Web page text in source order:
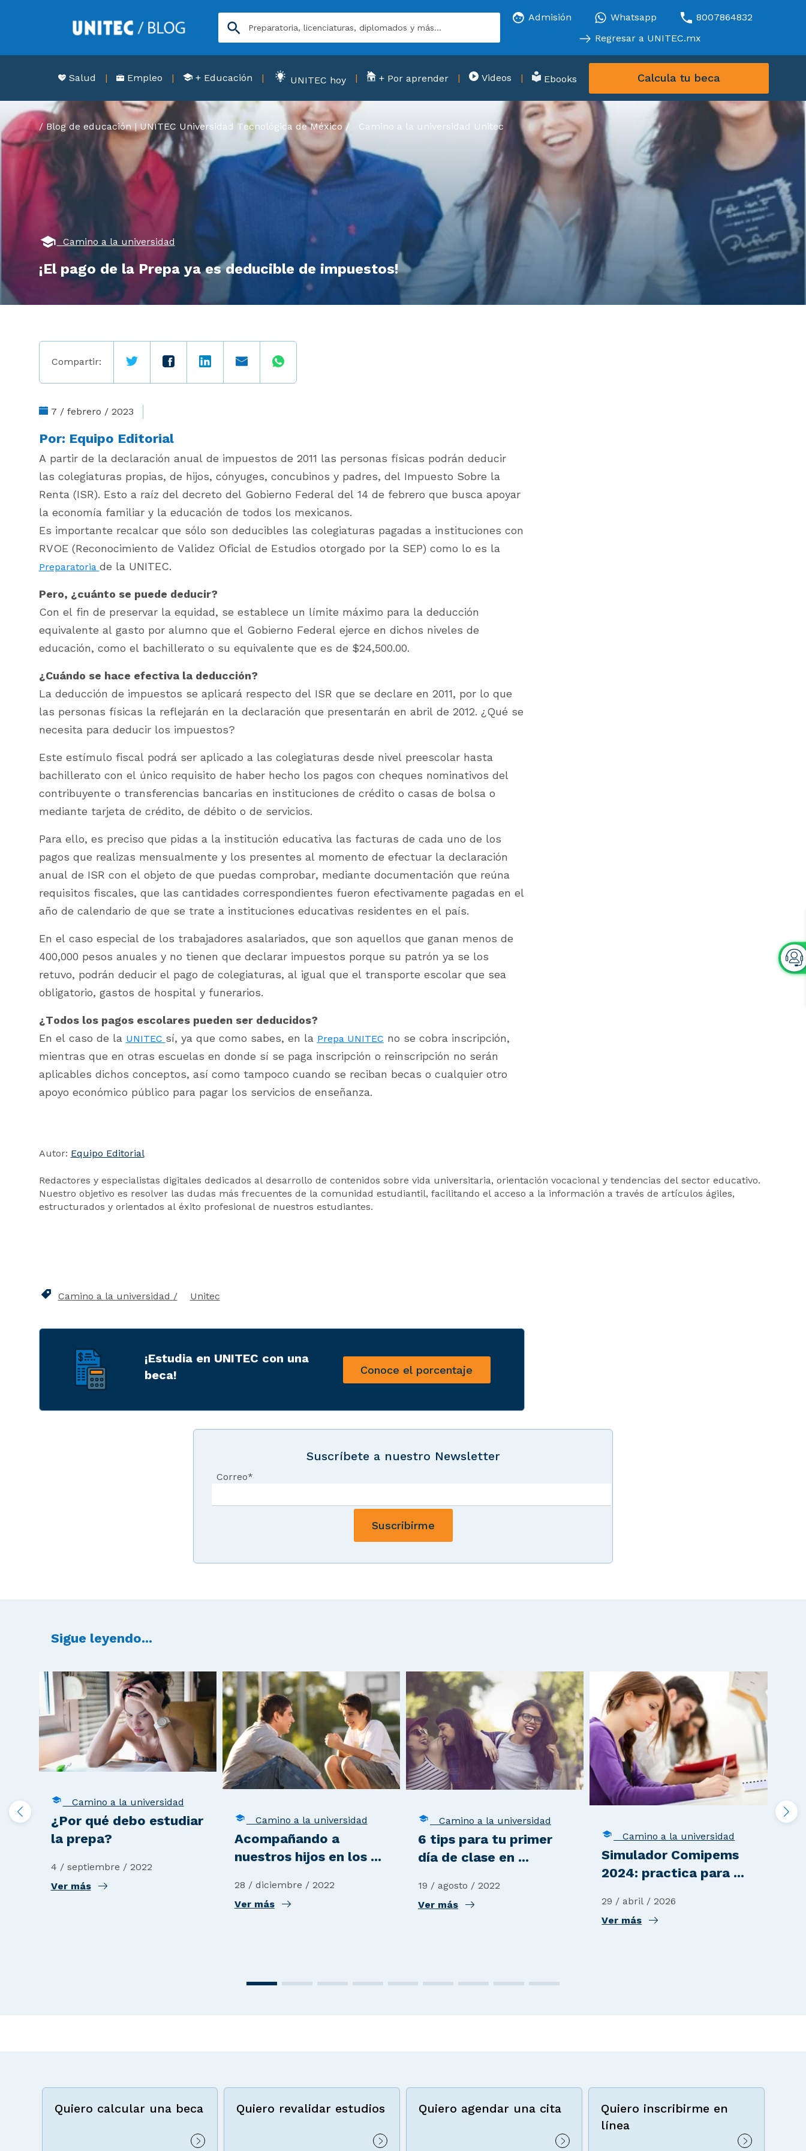
Admisión Whatsapp
8007864832
Regresar a UNITEC.mx
Salud Empleo + Educación UNITEC hoy + Por aprender Videos Ebooks Calcula tu beca
Blog de educación | UNITEC Universidad Tecnológica de México / Camino a la universidad Unitec
Camino a la universidad
¡El pago de la Prepa ya es deducible de impuestos!
Compartir:
7 / febrero / 2023
Por: Equipo Editorial
A partir de la declaración anual de impuestos de 2011 las personas físicas podrán deducir
las colegiaturas propias, de hijos, cónyuges, concubinos y padres, del Impuesto Sobre la
Renta (ISR). Esto a raíz del decreto del Gobierno Federal del 14 de febrero que busca apoyar
la economía familiar y la educación de todos los mexicanos.
Es importante recalcar que sólo son deducibles las colegiaturas pagadas a instituciones con
RVOE (Reconocimiento de Validez Oficial de Estudios otorgado por la SEP) como lo es la
Preparatoria de la UNITEC.
Pero, ¿cuánto se puede deducir?
Con el fin de preservar la equidad, se establece un límite máximo para la deducción
equivalente al gasto por alumno que el Gobierno Federal ejerce en dichos niveles de
educación, como el bachillerato o su equivalente que es de $24,500.00.
¿Cuándo se hace efectiva la deducción?
La deducción de impuestos se aplicará respecto del ISR que se declare en 2011, por lo que
las personas físicas la reflejarán en la declaración que presentarán en abril de 2012. ¿Qué se
necesita para deducir los impuestos?
Este estímulo fiscal podrá ser aplicado a las colegiaturas desde nivel preescolar hasta
bachillerato con el único requisito de haber hecho los pagos con cheques nominativos del
contribuyente o transferencias bancarias en instituciones de crédito o casas de bolsa o
mediante tarjeta de crédito, de débito o de servicios.
Para ello, es preciso que pidas a la institución educativa las facturas de cada uno de los
pagos que realizas mensualmente y los presentes al momento de efectuar la declaración
anual de ISR con el objeto de que puedas comprobar, mediante documentación que reúna
requisitos fiscales, que las cantidades correspondientes fueron efectivamente pagadas en el
año de calendario de que se trate a instituciones educativas residentes en el país.
En el caso especial de los trabajadores asalariados, que son aquellos que ganan menos de
400,000 pesos anuales y no tienen que declarar impuestos porque su patrón ya se los
retuvo, podrán deducir el pago de colegiaturas, al igual que el transporte escolar que sea
obligatorio, gastos de hospital y funerarios.
¿Todos los pagos escolares pueden ser deducidos?
En el caso de la UNITEC sí, ya que como sabes, en la Prepa UNITEC no se cobra inscripción,
mientras que en otras escuelas en donde sí se paga inscripción o reinscripción no serán
aplicables dichos conceptos, así como tampoco cuando se reciban becas o cualquier otro
apoyo económico público para pagar los servicios de enseñanza.
Autor: Equipo Editorial
Redactores y especialistas digitales dedicados al desarrollo de contenidos sobre vida universitaria, orientación vocacional y tendencias del sector educativo.
Nuestro objetivo es resolver las dudas más frecuentes de la comunidad estudiantil, facilitando el acceso a la información a través de artículos ágiles,
estructurados y orientados al éxito profesional de nuestros estudiantes.
Camino a la universidad Unitec
¡Estudia en UNITEC con una
beca!
Conoce el porcentaje
Suscríbete a nuestro Newsletter
Correo*
Sigue leyendo...
Camino a la universidad
¿Por qué debo estudiar
la prepa?
4 / septiembre / 2022
Ver más
Camino a la universidad
Acompañando a
nuestros hijos en los ...
28 / diciembre / 2022
Ver más
Camino a la universidad
6 tips para tu primer
día de clase en ...
19 / agosto / 2022
Ver más
Camino a la universidad
Simulador Comipems
2024: practica para ...
29 / abril / 2026
Ver más
Quiero calcular una beca Quiero revalidar estudios Quiero agendar una cita
Quiero inscribirme en
línea